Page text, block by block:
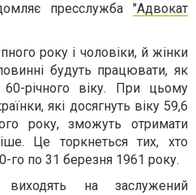
пресслужба "Адвокат
року і чоловіки, й жінки
будуть працювати, як
річного віку. При цьому
які досягнуть віку 59,6
року, зможуть отримати
Це торкнеться тих, хто
го по 31 березня 1961 року.
виходять на заслужений